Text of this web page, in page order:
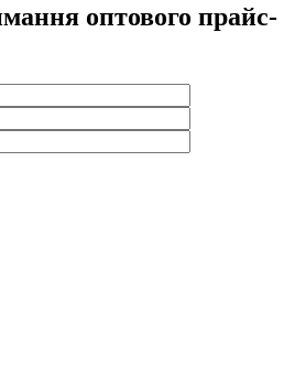
оптового прайс-